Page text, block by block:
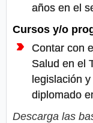
años en el
Cursos y/o
Contar con
Salud en el
legislación
diplomado
Descarga las